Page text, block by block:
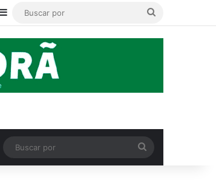
al azar
Barra lateral
Publicación al azar
por